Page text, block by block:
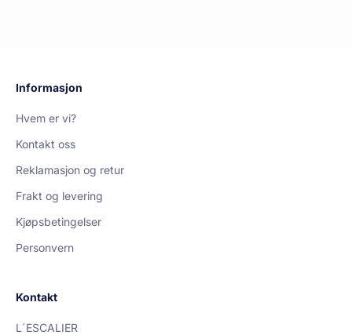
Informasjon
Hvem er vi?
Kontakt oss
Reklamasjon og retur
Frakt og levering
Kjøpsbetingelser
Personvern
Kontakt
L´ESCALIER